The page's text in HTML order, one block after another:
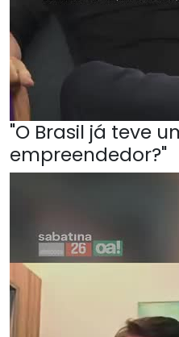
"O Brasil já teve
empreendedor?"